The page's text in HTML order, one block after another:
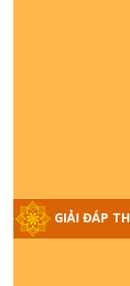
GIẢI ĐÁP -